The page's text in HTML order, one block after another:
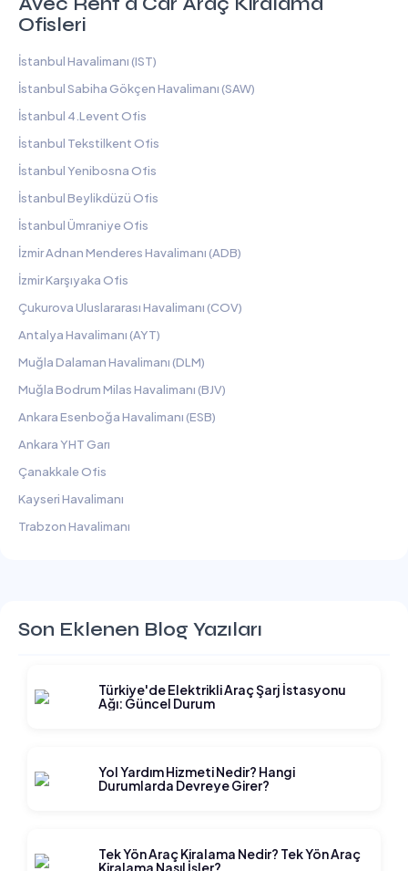
Ofisleri
İstanbul Havalimanı (IST)
İstanbul Sabiha Gökçen Havalimanı (SAW)
İstanbul 4.Levent Ofis
İstanbul Tekstilkent Ofis
İstanbul Yenibosna Ofis
İstanbul Beylikdüzü Ofis
İstanbul Ümraniye Ofis
İzmir Adnan Menderes Havalimanı (ADB)
İzmir Karşıyaka Ofis
Çukurova Uluslararası Havalimanı (COV)
Antalya Havalimanı (AYT)
Muğla Dalaman Havalimanı (DLM)
Muğla Bodrum Milas Havalimanı (BJV)
Ankara Esenboğa Havalimanı (ESB)
Ankara YHT Garı
Çanakkale Ofis
Kayseri Havalimanı
Trabzon Havalimanı
Son Eklenen Blog Yazıları
Türkiye'de Elektrikli Araç Şarj İstasyonu
Ağı: Güncel Durum
Yol Yardım Hizmeti Nedir? Hangi
Durumlarda Devreye Girer?
Tek Yön Araç Kiralama Nedir? Tek Yön Araç
Kiralama Nasıl İşler?